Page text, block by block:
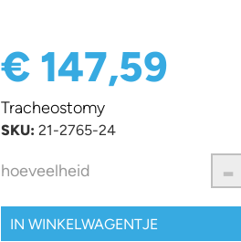
€ 147,59
Tracheostomy
SKU: 21-2765-24
hoeveelheid -